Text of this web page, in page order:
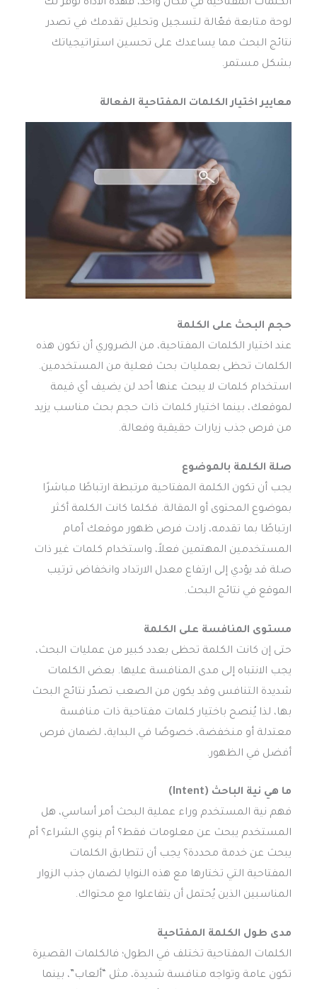
الكلمات المفتاحية في مكان واحد، فهذه الأداة توفر لك
لوحة متابعة فعّالة لتسجيل وتحليل تقدمك في تصدر
نتائج البحث مما يساعدك على تحسين استراتيجياتك
بشكل مستمر.
معايير اختيار الكلمات المفتاحية الفعالة
حجم البحث على الكلمة
عند اختيار الكلمات المفتاحية، من الضروري أن تكون هذه
الكلمات تحظى بعمليات بحث فعلية من المستخدمين.
استخدام كلمات لا يبحث عنها أحد لن يضيف أي قيمة
لموقعك، بينما اختيار كلمات ذات حجم بحث مناسب يزيد
من فرص جذب زيارات حقيقية وفعالة.
صلة الكلمة بالموضوع
يجب أن تكون الكلمة المفتاحية مرتبطة ارتباطًا مباشرًا
بموضوع المحتوى أو المقالة. فكلما كانت الكلمة أكثر
ارتباطًا بما تقدمه، زادت فرص ظهور موقعك أمام
المستخدمين المهتمين فعلاً، واستخدام كلمات غير ذات
صلة قد يؤدي إلى ارتفاع معدل الارتداد وانخفاض ترتيب
الموقع في نتائج البحث.
مستوى المنافسة على الكلمة
حتى إن كانت الكلمة تحظى بعدد كبير من عمليات البحث،
يجب الانتباه إلى مدى المنافسة عليها. بعض الكلمات
شديدة التنافس وقد يكون من الصعب تصدّر نتائج البحث
بها، لذا يُنصح باختيار كلمات مفتاحية ذات منافسة
معتدلة أو منخفضة، خصوصًا في البداية، لضمان فرص
أفضل في الظهور.
ما هي نية الباحث (Intent)
فهم نية المستخدم وراء عملية البحث أمر أساسي، هل
المستخدم يبحث عن معلومات فقط؟ أم ينوي الشراء؟ أم
يبحث عن خدمة محددة؟ يجب أن تتطابق الكلمات
المفتاحية التي تختارها مع هذه النوايا لضمان جذب الزوار
المناسبين الذين يُحتمل أن يتفاعلوا مع محتواك.
مدى طول الكلمة المفتاحية
الكلمات المفتاحية تختلف في الطول؛ فالكلمات القصيرة
تكون عامة وتواجه منافسة شديدة، مثل “ألعاب”، بينما